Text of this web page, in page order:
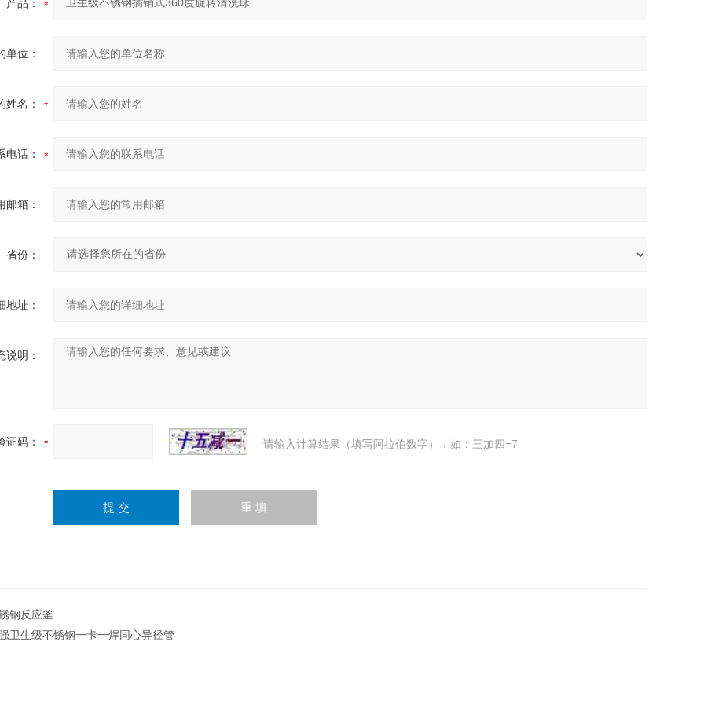
产品：
单位：
姓名：
电话：
邮箱：
省份：
地址：
说明：
证码： 请输入计算结果（填写阿拉伯数字），如：三加四=7
钢反应釜
卫生级不锈钢一卡一焊同心异径管